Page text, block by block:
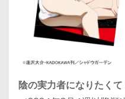
陰の実力者になりたく